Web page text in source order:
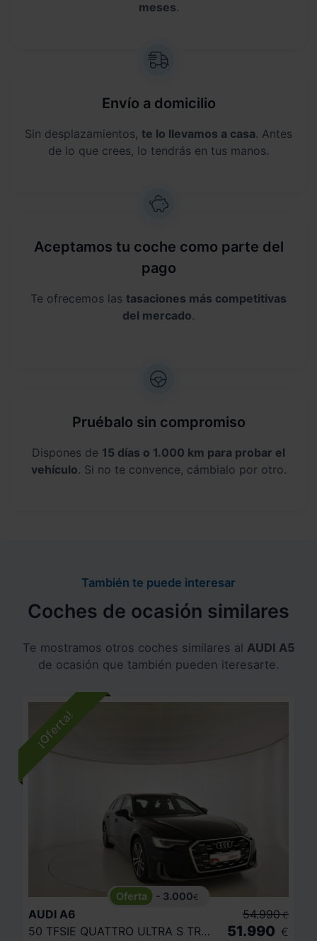
meses.
Envío a domicilio
Sin desplazamientos, te lo llevamos a casa. Antes
de lo que crees, lo tendrás en tus manos.
Aceptamos tu coche como parte del
pago
Te ofrecemos las tasaciones más competitivas
del mercado.
Pruébalo sin compromiso
Dispones de 15 días o 1.000 km para probar el
vehículo. Si no te convence, cámbialo por otro.
También te puede interesar
Coches de ocasión similares
Te mostramos otros coches similares al AUDI A5
de ocasión que también pueden iteresarte.
- 3.000€
AUDI A6
50 TFSIE QUATTRO ULTRA S TRONIC
54.990 €
51.990 €